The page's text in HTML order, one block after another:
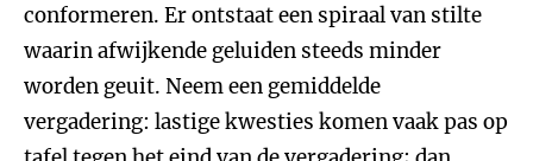
conformeren. Er ontstaat een spiraal van stilte
waarin afwijkende geluiden steeds minder
worden geuit. Neem een gemiddelde
vergadering: lastige kwesties komen vaak pas op